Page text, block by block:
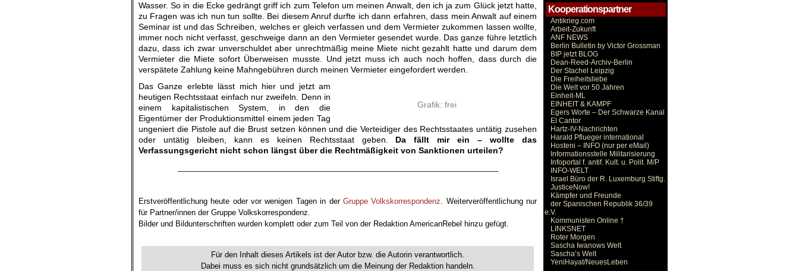
Wasser. So in die Ecke gedrängt griff ich zum Telefon um meinen Anwalt, den ich ja zum Glück jetzt hatte,
zu Fragen was ich nun tun sollte. Bei diesem Anruf durfte ich dann erfahren, dass mein Anwalt auf einem
Seminar ist und das Schreiben, welches er gleich verfassen und dem Vermieter zukommen lassen wollte,
immer noch nicht verfasst, geschweige dann an den Vermieter gesendet wurde. Das ganze führe letztlich
dazu, dass ich zwar unverschuldet aber unrechtmäßig meine Miete nicht gezahlt hatte und darum dem
Vermieter die Miete sofort Überweisen musste. Und jetzt muss ich auch noch hoffen, dass durch die
verspätete Zahlung keine Mahngebühren durch meinen Vermieter eingefordert werden.
Grafik: frei
Das Ganze erlebte lässt mich hier und jetzt am
heutigen Rechtsstaat einfach nur zweifeln. Denn in
einem kapitalistischen System, in den die
Eigentümer der Produktionsmittel einem jeden Tag
ungeniert die Pistole auf die Brust setzen können und die Verteidiger des Rechtsstaates untätig zusehen
oder untätig bleiben, kann es keinen Rechtsstaat geben. Da fällt mir ein – wollte das
Verfassungsgericht nicht schon längst über die Rechtmäßigkeit von Sanktionen urteilen?
Erstveröffentlichung heute oder vor wenigen Tagen in der Gruppe Volkskorrespondenz. Weiterveröffentlichung nur
für Partner/innen der Gruppe Volkskorrespondenz.
Bilder und Bildunterschriften wurden komplett oder zum Teil von der Redaktion AmericanRebel hinzu gefügt.
Für den Inhalt dieses Artikels ist der Autor bzw. die Autorin verantwortlich.
Dabei muss es sich nicht grundsätzlich um die Meinung der Redaktion handeln.
Kooperationspartner
Antikrieg.com
Arbeit-Zukunft
ANF NEWS
Berlin Bulletin by Victor Grossman
BIP jetzt BLOG
Dean-Reed-Archiv-Berlin
Der Stachel Leipzig
Die Freiheitsliebe
Die Welt vor 50 Jahren
Einheit-ML
EINHEIT & KAMPF
Egers Worte – Der Schwarze Kanal
El Cantor
Hartz-IV-Nachrichten
Harald Pflueger international
Hosteni – INFO (nur per eMail)
Informationsstelle Militarisierung
Infoportal f. antif. Kult. u. Polit. M/P
INFO-WELT
Israel Büro der R. Luxemburg Stiftg.
JusticeNow!
Kämpfer und Freunde
der Spanischen Republik 36/39
e.V.
Kommunisten Online †
LINKSNET
Roter Morgen
Sascha Iwanows Welt
Sascha’s Welt
YeniHayat/NeuesLeben